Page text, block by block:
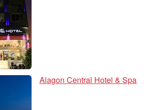
Alagon Central Hotel & Spa